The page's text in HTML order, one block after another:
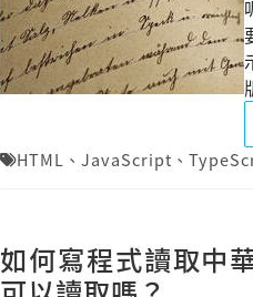
HTML 、 JavaScript 、
如何寫程式讀取中